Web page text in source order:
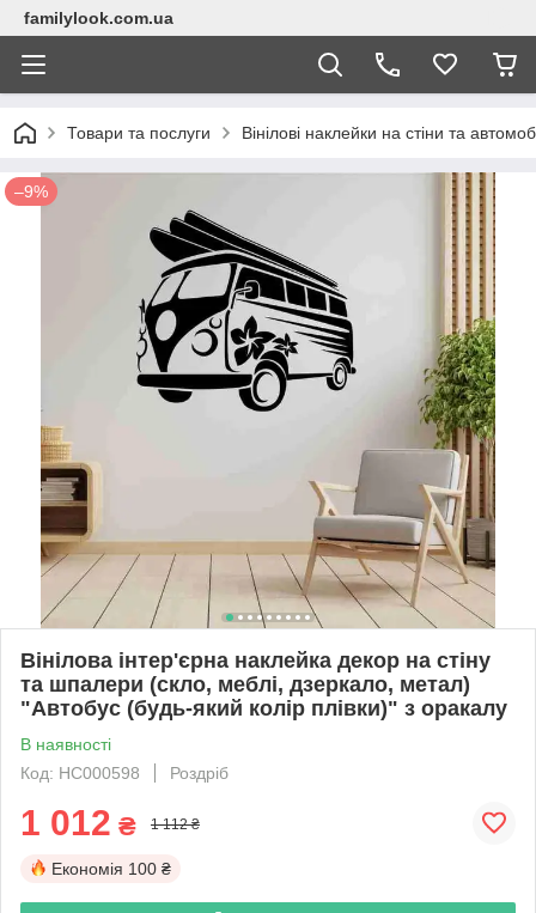
familylook.com.ua
Товари та послуги Вінілові наклейки на стіни та
–9%
Вінілова інтер'єрна наклейка декор на стіну
та шпалери (скло, меблі, дзеркало, метал)
"Автобус (будь-який колір плівки)" з оракалу
В наявності
Код: НС000598
Роздріб
1 012 ₴ 1 112 ₴
Економія 100 ₴